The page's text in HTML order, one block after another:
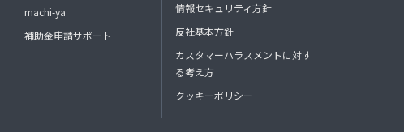
machi-ya
補助金申請サポート
情報セキュリティ方針
反社基本方針
カスタマーハラスメントに対す
る考え方
クッキーポリシー